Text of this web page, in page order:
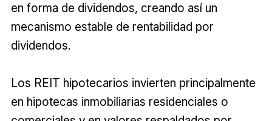
en forma de dividendos, creando así un
mecanismo estable de rentabilidad por
dividendos.
Los REIT hipotecarios invierten principalmente
en hipotecas inmobiliarias residenciales o